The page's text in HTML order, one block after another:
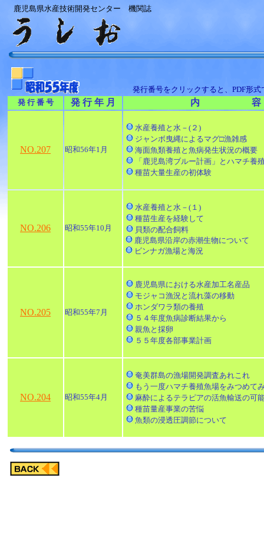
発 行 番 号 発 行 年 月 内 容
NO.207 昭和56年1月
水産養殖と水－(２)
ジャンボ曳縄によるマグ□漁雑感
海面魚類養殖と魚病発生状況の概要
「鹿児島湾ブルー計画」とハマチ養
種苗大量生産の初体験
NO.206 昭和55年10月
水産養殖と水－(１)
種苗生産を経験して
貝類の配合飼料
鹿児島県沿岸の赤潮生物について
ビンナガ漁場と海況
NO.205 昭和55年7月
鹿児島県における水産加工名産品
モジャコ漁況と流れ藻の移動
ホンダワラ類の養殖
５４年度魚病診断結果から
親魚と採卵
５５年度各部事業計画
NO.204 昭和55年4月
奄美群島の漁場開発調査あれこれ
もう一度ハマチ養殖魚場をみつめて
麻酔によるテラピアの活魚輸送の可
種苗量産事業の苦悩
魚類の浸透圧調節について
鹿児島県水産技術開発センター 機関誌
発行番号をクリックすると、PDF形